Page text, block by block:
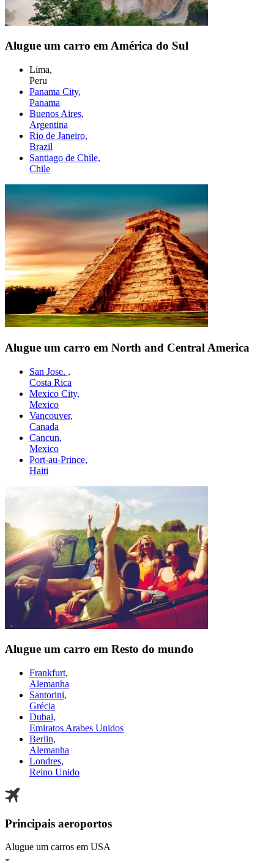
Alugue um carro em América do Sul
Lima,
Peru
Panama City,
Panama
Buenos Aires,
Argentina
Rio de Janeiro,
Brazil
Santiago de Chile,
Chile
Alugue um carro em North and Central America
San Jose. ,
Costa Rica
Mexico City,
Mexico
Vancouver,
Canada
Cancun,
Mexico
Port-au-Prince,
Haiti
Alugue um carro em Resto do mundo
Frankfurt,
Alemanha
Santorini,
Grécia
Dubai,
Emiratos Arabes Unidos
Berlin,
Alemanha
Londres,
Reino Unido
Principais aeroportos
Alugue um carros em USA